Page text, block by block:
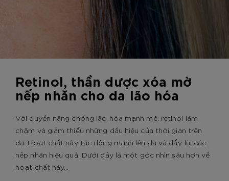
Retinol, thần dược xóa mờ
nếp nhăn cho da lão hóa
Với quyền năng chống lão hóa mạnh mẽ, retinol làm
chậm và giảm thiểu những dấu hiệu của thời gian trên
da. Hoạt chất này tác động mạnh lên da và đẩy lùi các
nếp nhăn hiệu quả. Dưới đây là một góc nhìn sâu hơn về
hoạt chất này...